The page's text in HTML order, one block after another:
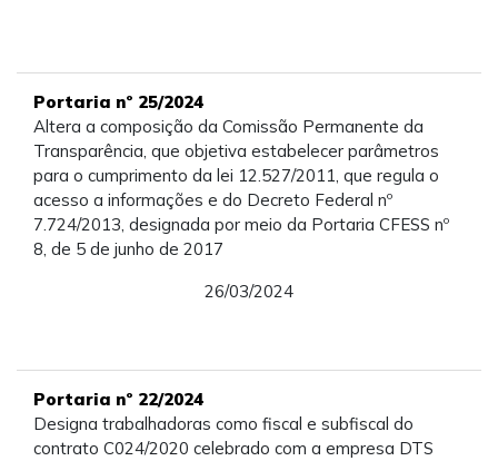
Portaria nº 25/2024
Altera a composição da Comissão Permanente da
Transparência, que objetiva estabelecer parâmetros
para o cumprimento da lei 12.527/2011, que regula o
acesso a informações e do Decreto Federal nº
7.724/2013, designada por meio da Portaria CFESS nº
8, de 5 de junho de 2017
26/03/2024
Portaria nº 22/2024
Designa trabalhadoras como fiscal e subfiscal do
contrato C024/2020 celebrado com a empresa DTS